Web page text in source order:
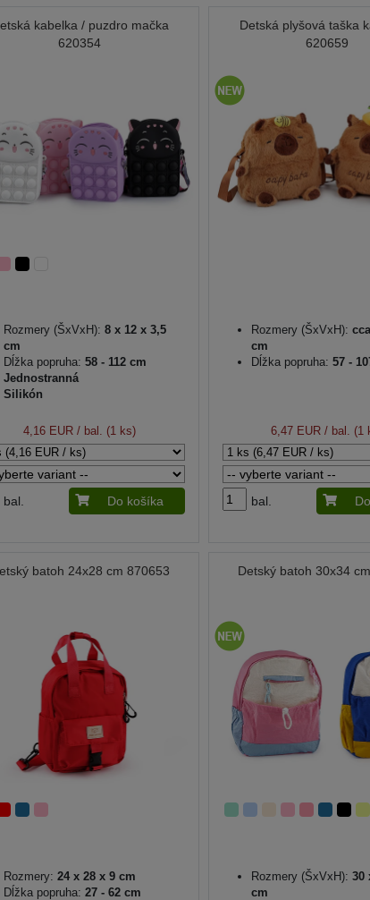
kabelka / puzdro mačka
620354
Rozmery (ŠxVxH): 8 x 12 x 3,5
cm
Dĺžka popruha: 58 - 112 cm
Jednostranná
Silikón
4,16 EUR / bal. (1 ks)
bal. Do košíka
Detská plyšová taška
620659
Rozmery (ŠxVxH):
cm
Dĺžka popruha: 57 -
6,47 EUR / bal. (1
bal.
batoh 24x28 cm 870653
Rozmery: 24 x 28 x 9 cm
Dĺžka popruha: 27 - 62 cm
Detský batoh 30x34
Rozmery (ŠxVxH): 30
cm